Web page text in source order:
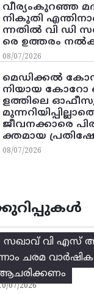
വീര്യംകുറഞ്ഞ
നികുതി
ന്നതിൽ വി ഡി
രെ ഉത്തരം
08/07/2026
മെഡിക്കൽ
നിയായ
ളത്തിലെ
ജീവനക്കാരെ
ക്തമായ
08/07/2026
സഖാവ് വി എസ്‌
ചരമ
07/2026